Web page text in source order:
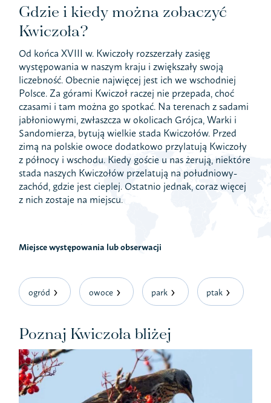
Gdzie i kiedy można zobaczyć
Kwiczoła?
Od końca XVIII w. Kwiczoły rozszerzały zasięg
występowania w naszym kraju i zwiększały swoją
liczebność. Obecnie najwięcej jest ich we wschodniej
Polsce. Za górami Kwiczoł raczej nie przepada, choć
czasami i tam można go spotkać. Na terenach z sadami
jabłoniowymi, zwłaszcza w okolicach Grójca, Warki i
Sandomierza, bytują wielkie stada Kwiczołów. Przed
zimą na polskie owoce dodatkowo przylatują Kwiczoły
z północy i wschodu. Kiedy goście u nas żerują, niektóre
stada naszych Kwiczołów przelatują na południowy-
zachód, gdzie jest cieplej. Ostatnio jednak, coraz więcej
z nich zostaje na miejscu.
Miejsce występowania lub obserwacji
ogród owoce park ptak
Poznaj Kwiczoła bliżej